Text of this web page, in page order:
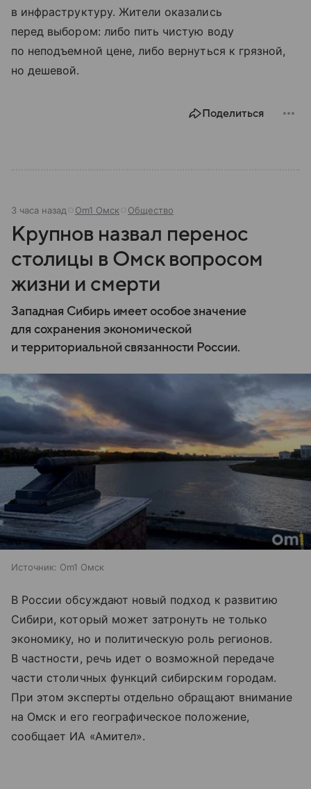
в инфраструктуру. Жители оказались
перед выбором: либо пить чистую воду
по неподъемной цене, либо вернуться к грязной,
но дешевой.
Поделиться
3 часа назад Om1 Омск Общество
Крупнов назвал перенос
столицы в Омск вопросом
жизни и смерти
Западная Сибирь имеет особое значение
для сохранения экономической
и территориальной связанности России.
Источник: Om1 Омск
В России обсуждают новый подход к развитию
Сибири, который может затронуть не только
экономику, но и политическую роль регионов.
В частности, речь идет о возможной передаче
части столичных функций сибирским городам.
При этом эксперты отдельно обращают внимание
на Омск и его географическое положение,
сообщает ИА «Амител».